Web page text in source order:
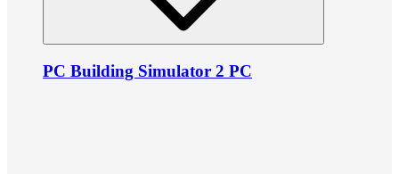
PC Building Simulator 2 PC